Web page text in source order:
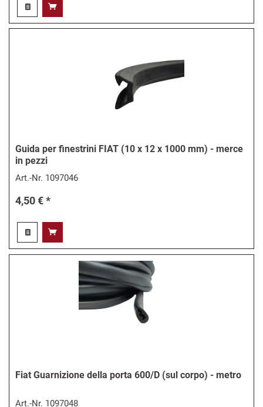
Guida per finestrini FIAT (10 x 12 x 1000 mm) - merce
in pezzi
Art.-Nr. 1097046
4,50 € *
Fiat Guarnizione della porta 600/D (sul corpo) - metro
Art.-Nr. 1097048